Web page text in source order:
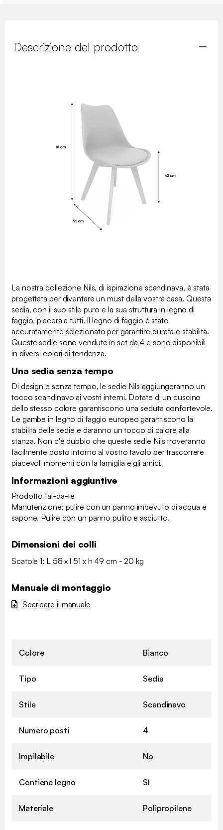
Descrizione del prodotto
La nostra collezione Nils, di ispirazione scandinava, è stata
progettata per diventare un must della vostra casa. Questa
sedia, con il suo stile puro e la sua struttura in legno di
faggio, piacerà a tutti. Il legno di faggio è stato
accuratamente selezionato per garantire durata e stabilità.
Queste sedie sono vendute in set da 4 e sono disponibili
in diversi colori di tendenza.
Una sedia senza tempo
Di design e senza tempo, le sedie Nils aggiungeranno un
tocco scandinavo ai vostri interni. Dotate di un cuscino
dello stesso colore garantiscono una seduta confortevole.
Le gambe in legno di faggio europeo garantiscono la
stabilità delle sedie e daranno un tocco di calore alla
stanza. Non c'è dubbio che queste sedie Nils troveranno
facilmente posto intorno al vostro tavolo per trascorrere
piacevoli momenti con la famiglia e gli amici.
Informazioni aggiuntive
Prodotto fai-da-te
Manutenzione: pulire con un panno imbevuto di acqua e
sapone. Pulire con un panno pulito e asciutto.
Dimensioni dei colli
Scatole 1: L 58 x l 51 x h 49 cm - 20 kg
Manuale di montaggio
Scaricare il manuale
Colore Bianco
Tipo Sedia
Stile Scandinavo
Numero posti 4
Impilabile No
Contiene legno Sì
Materiale Polipropilene